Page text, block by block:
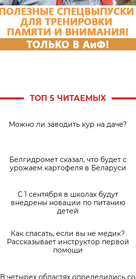
ТОП 5 ЧИТАЕМЫХ
Можно ли заводить кур на даче?
Белгидромет сказал, что будет с
урожаем картофеля в Беларуси
С 1 сентября в школах будут
внедрены новации по питанию
детей
Как спасать, если вы не медик?
Рассказывает инструктор первой
помощи
В четырех областях определились со